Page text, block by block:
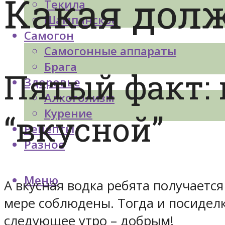
Текила
Шампанское
Самогон
Самогонные аппараты
Брага
Здоровье
Алкоголизм
Курение
Рецепты
Разное
Меню
Какая
Пятый факт:
“вкусной”
А вкусная водка ребята
мере соблюдены. Тогда и
следующее утро – добрым!